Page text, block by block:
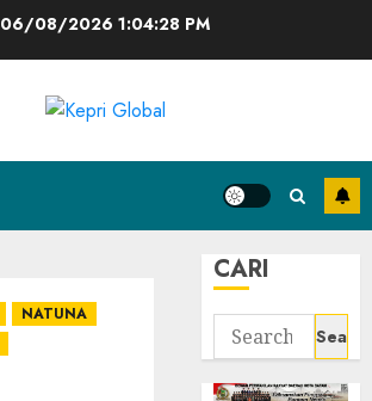
06/08/2026 1:04:28 PM
NATUNA
CARI
Search
for: